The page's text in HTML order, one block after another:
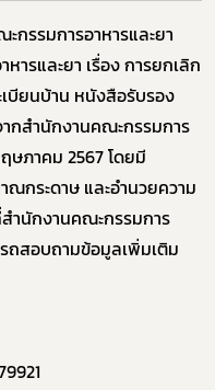
กรรมการอาหารและยา
ารและยา เรื่อง การยกเลิก
เบียนบ้าน หนังสือรับรอง
กสำนักงานคณะกรรมการ
ษภาคม 2567 โดยมี
ณกระดาษ และอำนวยความ
ำนักงานคณะกรรมการ
ถสอบถามข้อมูลเพิ่มเติม
Subscribe